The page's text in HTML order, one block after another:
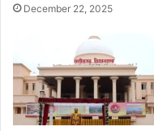
December 22, 2025